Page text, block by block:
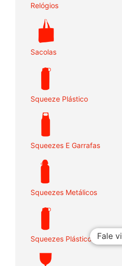
Relógios
Sacolas
Squeeze Plástico
Squeezes E Garrafas
Squeezes Metálicos
Squeezes Plásticos Fale